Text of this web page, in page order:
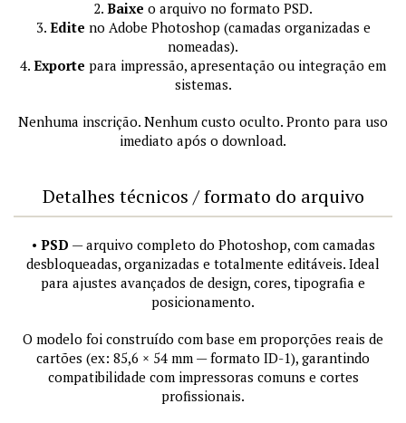
2. Baixe o arquivo no formato PSD.
3. Edite no Adobe Photoshop (camadas organizadas e
nomeadas).
4. Exporte para impressão, apresentação ou integração em
sistemas.
Nenhuma inscrição. Nenhum custo oculto. Pronto para uso
imediato após o download.
Detalhes técnicos / formato do arquivo
• PSD — arquivo completo do Photoshop, com camadas
desbloqueadas, organizadas e totalmente editáveis. Ideal
para ajustes avançados de design, cores, tipografia e
posicionamento.
O modelo foi construído com base em proporções reais de
cartões (ex: 85,6 × 54 mm — formato ID-1), garantindo
compatibilidade com impressoras comuns e cortes
profissionais.